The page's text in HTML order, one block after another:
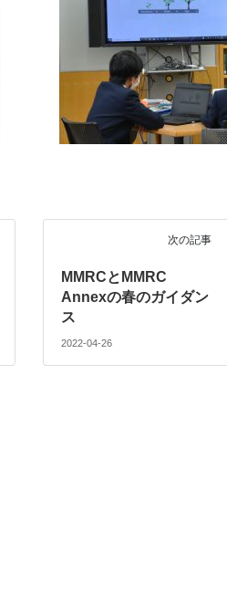
次の記事
MMRCとMMRC
Annexの春のガイダン
ス
2022-04-26